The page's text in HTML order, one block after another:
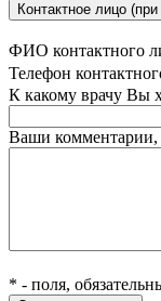
Контактное лицо
ФИО контактного
Телефон
К какому врачу Вы
Ваши комментарии,
* - поля,